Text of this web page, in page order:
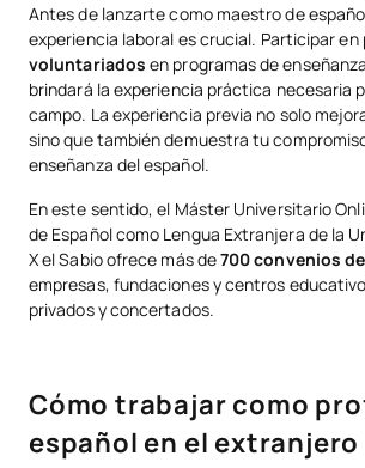
Antes de lanzarte como maestro de
experiencia laboral es crucial. Participar en
voluntariados en programas de
brindará la experiencia práctica necesaria
campo. La experiencia previa no solo
sino que también demuestra tu
enseñanza del español.
En este sentido, el Máster Universitario
de Español como Lengua Extranjera de la
X el Sabio ofrece más de700 convenios
empresas, fundaciones y centros
privados y concertados.
Cómo trabajar como
español en el extranjero